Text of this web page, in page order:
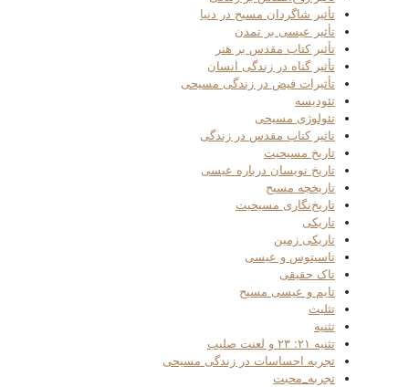
تأثیر شاگردان مسیح در دنیا
تأثیر عیسی بر تمدن
تأثیر کتاب مقدس بر هنر
تأثیر گناه در زندگی انسان
تأثیرات فیض در زندگی مسیحی
تئودیسه
تئولوژی مسیحی
تاثیر کتاب مقدس در زندگی
تاریخ مسیحیت
تاریخ نویسان درباره عیسی
تاریخچه مسیح
تاریخ‌نگاری مسیحیت
تاریکی
تاریکی زمین
تاسیتوس و عیسی
تاک حقیقی
تایم و عیسی مسیح
تثلیث
تثنیه
تثنیه ۲۱: ۲۳ و لعنت صلیب
تجربه احساسات در زندگی مسیحی
تجربه_محبت